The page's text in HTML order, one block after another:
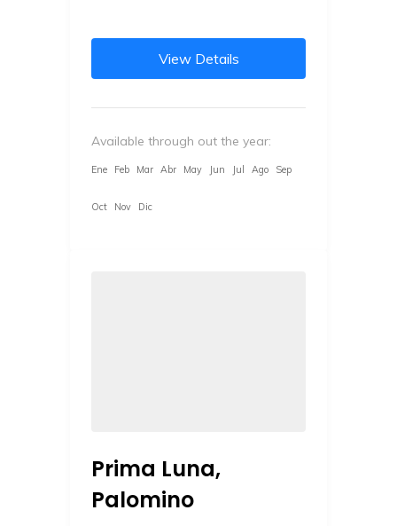
View Details
Available through out the year:
Ene Feb Mar Abr May Jun Jul Ago Sep
Oct Nov Dic
Prima Luna,
Palomino